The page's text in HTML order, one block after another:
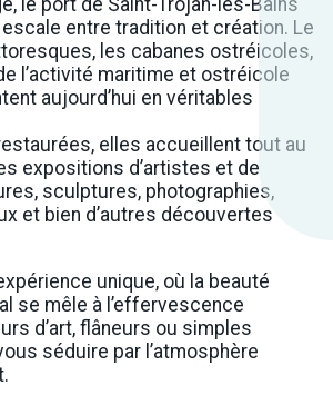
le port de Saint-Trojan-les-Bains
entre tradition et création. Le
les cabanes ostréicoles,
l’activité maritime et ostréicole
aujourd’hui en véritables
elles accueillent tout au
expositions d’artistes et de
sculptures, photographies,
et bien d’autres découvertes
unique, où la beauté
se mêle à l’effervescence
d’art, flâneurs ou simples
séduire par l’atmosphère